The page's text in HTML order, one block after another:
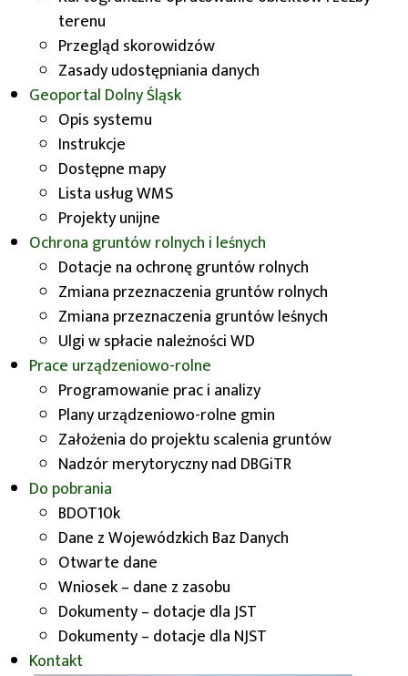
terenu
Przegląd skorowidzów
Zasady udostępniania danych
Geoportal Dolny Śląsk
Opis systemu
Instrukcje
Dostępne mapy
Lista usług WMS
Projekty unijne
Ochrona gruntów rolnych i leśnych
Dotacje na ochronę gruntów rolnych
Zmiana przeznaczenia gruntów rolnych
Zmiana przeznaczenia gruntów leśnych
Ulgi w spłacie należności WD
Prace urządzeniowo-rolne
Programowanie prac i analizy
Plany urządzeniowo-rolne gmin
Założenia do projektu scalenia gruntów
Nadzór merytoryczny nad DBGiTR
Do pobrania
BDOT10k
Dane z Wojewódzkich Baz Danych
Otwarte dane
Wniosek – dane z zasobu
Dokumenty – dotacje dla JST
Dokumenty – dotacje dla NJST
Kontakt